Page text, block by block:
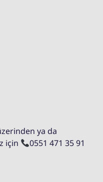
ya da
için
0551 471 35 91